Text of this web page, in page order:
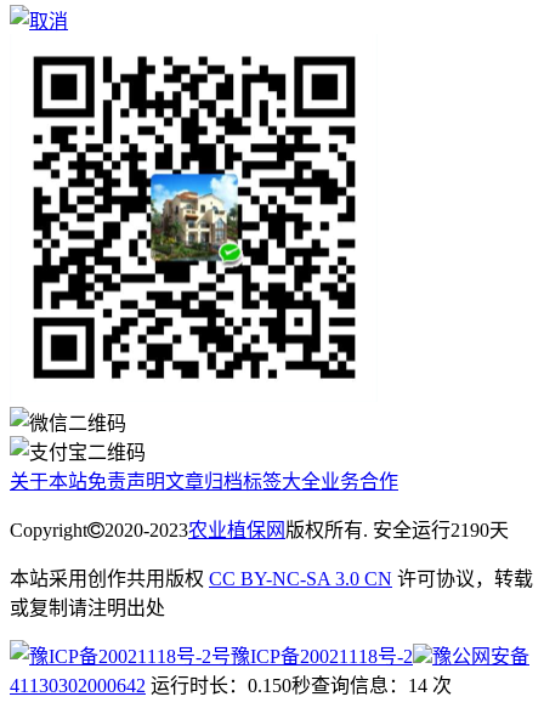
关于本站免责声明文章归档标签大全业务合作
Copyright 2020-2023农业植保网 版权所有. 安全运行2190天
本站采用创作共用版权 CC BY-NC-SA 3.0 CN 许可协议，转载
或复制请注明出处
豫ICP备20021118号-2
豫公网安备
41130302000642 运行时长：0.150秒查询信息：14 次